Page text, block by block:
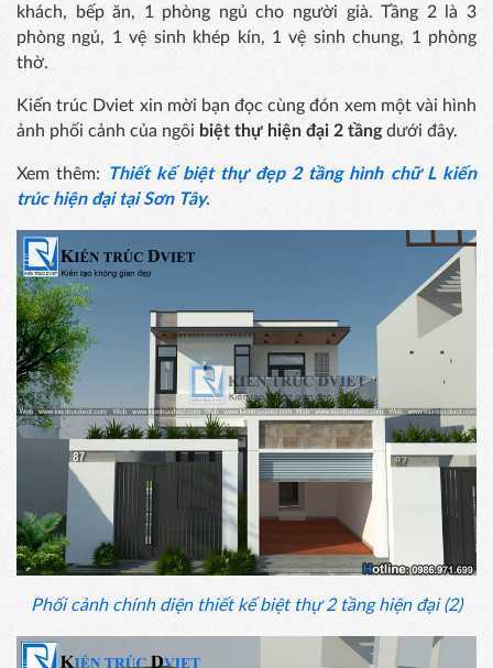
khách, bếp ăn, 1 phòng ngủ cho người già. Tầng 2 là 3
phòng ngủ, 1 vệ sinh khép kín, 1 vệ sinh chung, 1 phòng
thờ.
Kiến trúc Dviet xin mời bạn đọc cùng đón xem một vài hình
ảnh phối cảnh của ngôi biệt thự hiện đại 2 tầngdưới đây.
Xem thêm:
Thiết kế biệt thự đẹp 2 tầng hình chữ L kiến
trúc hiện đại tại Sơn Tây.
Phối cảnh chính diện thiết kế biệt thự 2 tầng hiện đại (2)